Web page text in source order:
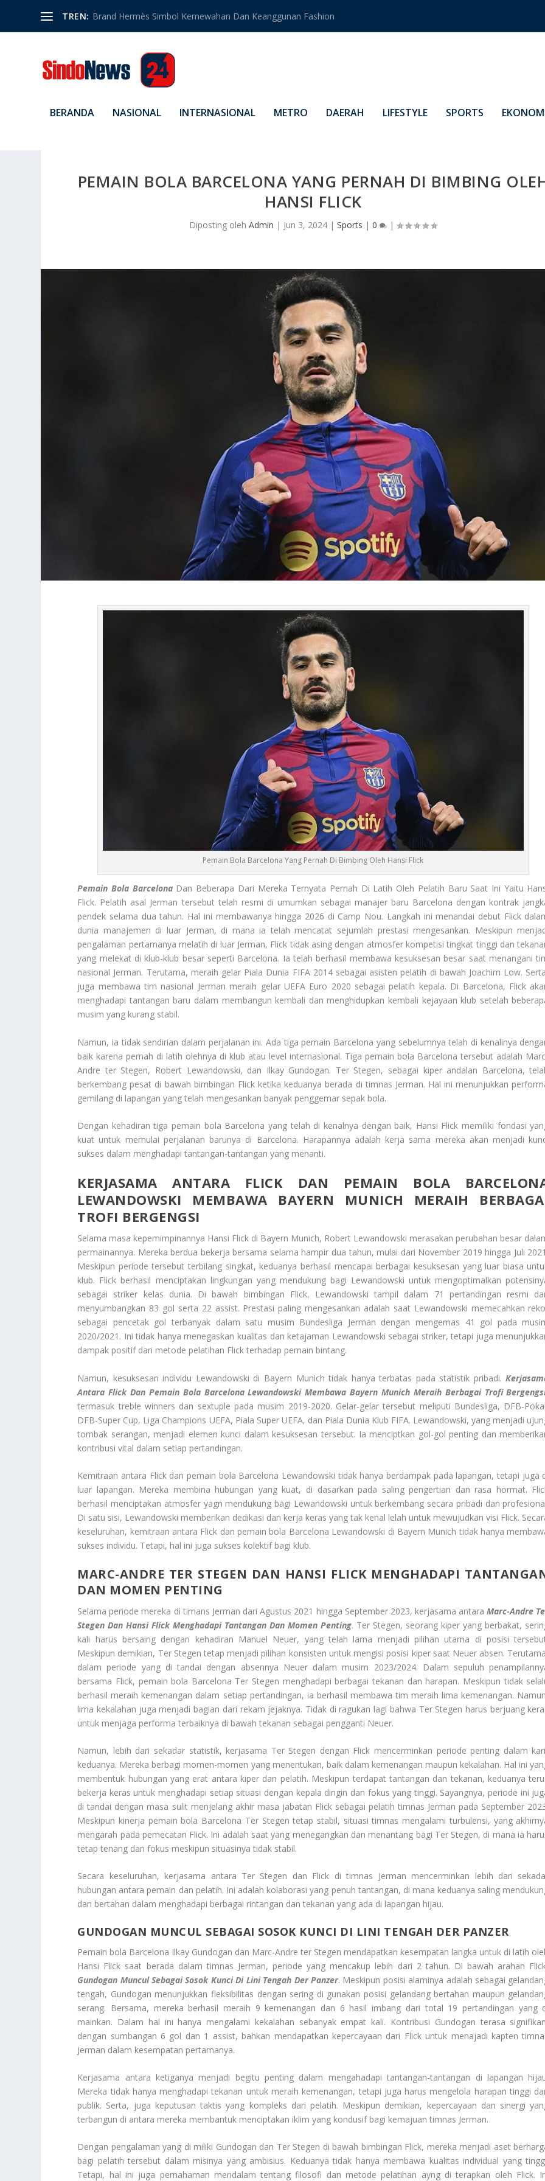
TREN: Brand Hermès Simbol Kemewahan Dan Keanggunan Fashion
BERANDA NASIONAL INTERNASIONAL METRO DAERAH LIFESTYLE SPORTS
PEMAIN BOLA BARCELONA YANG PERNAH DI BIMBING
HANSI FLICK
Diposting olehAdmin | Jun 3, 2024 |Sports |0 |
Pemain Bola Barcelona Yang Pernah Di Bimbing Oleh Hansi Flick
Pemain Bola BarcelonaDan Beberapa Dari Mereka Ternyata Pernah Di Latih Oleh Pelatih Baru Saat Ini Yaitu
Flick. Pelatih asal Jerman tersebut telah resmi di umumkan sebagai manajer baru Barcelona dengan kontrak
pendek selama dua tahun. Hal ini membawanya hingga 2026 di Camp Nou. Langkah ini menandai debut Flick
dunia manajemen di luar Jerman, di mana ia telah mencatat sejumlah prestasi mengesankan. Meskipun
pengalaman pertamanya melatih di luar Jerman, Flick tidak asing dengan atmosfer kompetisi tingkat tinggi dan
yang melekat di klub-klub besar seperti Barcelona. Ia telah berhasil membawa kesuksesan besar saat menangani
nasional Jerman. Terutama, meraih gelar Piala Dunia FIFA 2014 sebagai asisten pelatih di bawah Joachim Low.
juga membawa tim nasional Jerman meraih gelar UEFA Euro 2020 sebagai pelatih kepala. Di Barcelona, Flick
menghadapi tantangan baru dalam membangun kembali dan menghidupkan kembali kejayaan klub setelah
musim yang kurang stabil.
Namun, ia tidak sendirian dalam perjalanan ini. Ada tiga pemain Barcelona yang sebelumnya telah di kenalinya
baik karena pernah di latih olehnya di klub atau level internasional. Tiga pemain bola Barcelona tersebut adalah
Andre ter Stegen, Robert Lewandowski, dan Ilkay Gundogan. Ter Stegen, sebagai kiper andalan Barcelona,
berkembang pesat di bawah bimbingan Flick ketika keduanya berada di timnas Jerman. Hal ini menunjukkan
gemilang di lapangan yang telah mengesankan banyak penggemar sepak bola.
Dengan kehadiran tiga pemain bola Barcelona yang telah di kenalnya dengan baik, Hansi Flick memiliki fondasi
kuat untuk memulai perjalanan barunya di Barcelona. Harapannya adalah kerja sama mereka akan menjadi
sukses dalam menghadapi tantangan-tantangan yang menanti.
KERJASAMA ANTARA FLICK DAN PEMAIN BOLA
LEWANDOWSKI MEMBAWA BAYERN MUNICH MERAIH
TROFI BERGENGSI
Selama masa kepemimpinannya Hansi Flick di Bayern Munich, Robert Lewandowski merasakan perubahan besar
permainannya. Mereka berdua bekerja bersama selama hampir dua tahun, mulai dari November 2019 hingga Juli
Meskipun periode tersebut terbilang singkat, keduanya berhasil mencapai berbagai kesuksesan yang luar biasa
klub. Flick berhasil menciptakan lingkungan yang mendukung bagi Lewandowski untuk mengoptimalkan
sebagai striker kelas dunia. Di bawah bimbingan Flick, Lewandowski tampil dalam 71 pertandingan resmi
menyumbangkan 83 gol serta 22 assist. Prestasi paling mengesankan adalah saat Lewandowski memecahkan
sebagai pencetak gol terbanyak dalam satu musim Bundesliga Jerman dengan mengemas 41 gol pada
2020/2021. Ini tidak hanya menegaskan kualitas dan ketajaman Lewandowski sebagai striker, tetapi juga
dampak positif dari metode pelatihan Flick terhadap pemain bintang.
Namun, kesuksesan individu Lewandowski di Bayern Munich tidak hanya terbatas pada statistik pribadi.
Antara Flick Dan Pemain Bola Barcelona Lewandowski Membawa Bayern Munich Meraih Berbagai Trofi
termasuk treble winners dan sextuple pada musim 2019-2020. Gelar-gelar tersebut meliputi Bundesliga, DFB-
DFB-Super Cup, Liga Champions UEFA, Piala Super UEFA, dan Piala Dunia Klub FIFA. Lewandowski, yang menjadi
tombak serangan, menjadi elemen kunci dalam kesuksesan tersebut. Ia menciptkan gol-gol penting dan
kontribusi vital dalam setiap pertandingan.
Kemitraan antara Flick dan pemain bola Barcelona Lewandowski tidak hanya berdampak pada lapangan, tetapi juga
luar lapangan. Mereka membina hubungan yang kuat, di dasarkan pada saling pengertian dan rasa hormat.
berhasil menciptakan atmosfer yagn mendukung bagi Lewandowski untuk berkembang secara pribadi dan
Di satu sisi, Lewandowski memberikan dedikasi dan kerja keras yang tak kenal lelah untuk mewujudkan visi Flick.
keseluruhan, kemitraan antara Flick dan pemain bola Barcelona Lewandowski di Bayern Munich tidak hanya
sukses individu. Tetapi, hal ini juga sukses kolektif bagi klub.
MARC-ANDRE TER STEGEN DAN HANSI FLICK MENGHADAPI
DAN MOMEN PENTING
Selama periode mereka di timans Jerman dari Agustus 2021 hingga September 2023, kerjasama antaraMarc-Andre
Stegen Dan Hansi Flick Menghadapi Tantangan Dan Momen Penting. Ter Stegen, seorang kiper yang berbakat,
kali harus bersaing dengan kehadiran Manuel Neuer, yang telah lama menjadi pilihan utama di posisi
Meskipun demikian, Ter Stegen tetap menjadi pilihan konsisten untuk mengisi posisi kiper saat Neuer absen.
dalam periode yang di tandai dengan absennya Neuer dalam musim 2023/2024. Dalam sepuluh
bersama Flick, pemain bola Barcelona Ter Stegen menghadapi berbagai tekanan dan harapan. Meskipun tidak
berhasil meraih kemenangan dalam setiap pertandingan, ia berhasil membawa tim meraih lima kemenangan.
lima kekalahan juga menjadi bagian dari rekam jejaknya. Tidak di ragukan lagi bahwa Ter Stegen harus berjuang
untuk menjaga performa terbaiknya di bawah tekanan sebagai pengganti Neuer.
Namun, lebih dari sekadar statistik, kerjasama Ter Stegen dengan Flick mencerminkan periode penting dalam
keduanya. Mereka berbagi momen-momen yang menentukan, baik dalam kemenangan maupun kekalahan. Hal ini
membentuk hubungan yang erat antara kiper dan pelatih. Meskipun terdapat tantangan dan tekanan, keduanya
bekerja keras untuk menghadapi setiap situasi dengan kepala dingin dan fokus yang tinggi. Sayangnya, periode ini
di tandai dengan masa sulit menjelang akhir masa jabatan Flick sebagai pelatih timnas Jerman pada September
Meskipun kinerja pemain bola Barcelona Ter Stegen tetap stabil, situasi timnas mengalami turbulensi, yang
mengarah pada pemecatan Flick. Ini adalah saat yang menegangkan dan menantang bagi Ter Stegen, di mana ia
tetap tenang dan fokus meskipun situasinya tidak stabil.
Secara keseluruhan, kerjasama antara Ter Stegen dan Flick di timnas Jerman mencerminkan lebih dari
hubungan antara pemain dan pelatih. Ini adalah kolaborasi yang penuh tantangan, di mana keduanya saling
dan bertahan dalam menghadapi berbagai rintangan dan tekanan yang ada di lapangan hijau.
GUNDOGAN MUNCUL SEBAGAI SOSOK KUNCI DI LINI TENGAH DER PANZER
Pemain bola Barcelona Ilkay Gundogan dan Marc-Andre ter Stegen mendapatkan kesempatan langka untuk di latih
Hansi Flick saat berada dalam timnas Jerman, periode yang mencakup lebih dari 2 tahun. Di bawah arahan
Gundogan Muncul Sebagai Sosok Kunci Di Lini Tengah Der Panzer. Meskipun posisi alaminya adalah sebagai
tengah, Gundogan menunjukkan fleksibilitas dengan sering di gunakan posisi gelandang bertahan maupun
serang. Bersama, mereka berhasil meraih 9 kemenangan dan 6 hasil imbang dari total 19 pertandingan yang
mainkan. Dalam hal ini hanya mengalami kekalahan sebanyak empat kali. Kontribusi Gundogan terasa
dengan sumbangan 6 gol dan 1 assist, bahkan mendapatkan kepercayaan dari Flick untuk menajadi kapten
Jerman dalam kesempatan pertamanya.
Kerjasama antara ketiganya menjadi begitu penting dalam mengahadapi tantangan-tantangan di lapangan
Mereka tidak hanya menghadapi tekanan untuk meraih kemenangan, tetapi juga harus mengelola harapan tinggi
publik. Serta, juga keputusan taktis yang kompleks dari pelatih. Meskipun demikian, kepercayaan dan sinergi
terbangun di antara mereka membantuk menciptakan iklim yang kondusif bagi kemajuan timnas Jerman.
Dengan pengalaman yang di miliki Gundogan dan Ter Stegen di bawah bimbingan Flick, mereka menjadi aset
bagi pelatih tersebut dalam misinya yang ambisius. Keduanya tidak hanya membawa kualitas individual yang
Tetapi, hal ini juga pemahaman mendalam tentang filosofi dan metode pelatihan ayng di terapkan oleh Flick.